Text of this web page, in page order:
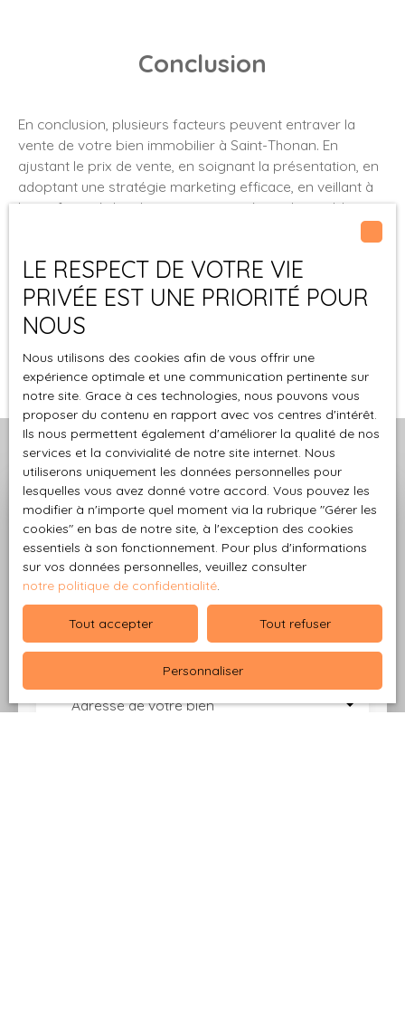
Conclusion
En conclusion, plusieurs facteurs peuvent entraver la
vente de votre bien immobilier à Saint-Thonan. En
ajustant le prix de vente, en soignant la présentation, en
adoptant une stratégie marketing efficace, en veillant à
la conformité des diagnostics et en étant disponible pour
conclure
Faire appel à une agence locale comme CRENN-
IMMO vous assure un accompagnement professionnel
et personnalisé, adapté aux spécificités du marché de
Saint-Thonan.
Estimez gratuitement votre
bien avecCRENN-IMMO
Obtenez une évaluation gratuite et précise de votre
bien à Saint-Thonan ou alentours, en seulement
Adresse de votre bien
LE RESPECT DE VOTRE VIE
PRIVÉE EST UNE PRIORITÉ POUR
NOUS
Nous utilisons des cookies afin de vous offrir une
expérience optimale et une communication pertinente sur
notre site. Grace à ces technologies, nous pouvons vous
proposer du contenu en rapport avec vos centres d'intérêt.
Ils nous permettent également d'améliorer la qualité de nos
services et la convivialité de notre site internet. Nous
utiliserons uniquement les données personnelles pour
lesquelles vous avez donné votre accord. Vous pouvez les
modifier à n'importe quel moment via la rubrique ″Gérer les
cookies″ en bas de notre site, à l'exception des cookies
essentiels à son fonctionnement. Pour plus d'informations
sur vos données personnelles, veuillez consulter
notre politique de confidentialité.
Tout accepter Tout refuser
Personnaliser